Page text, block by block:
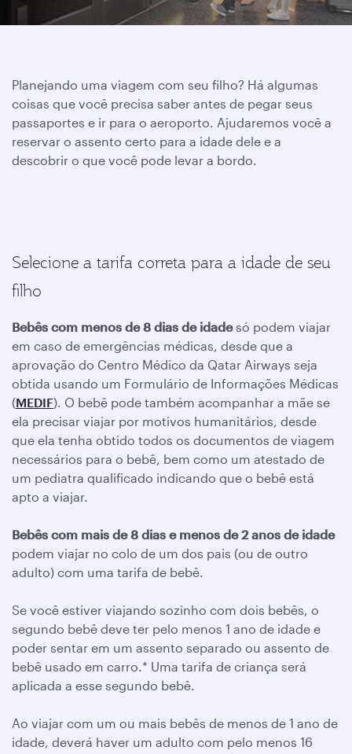
Planejando uma viagem com seu filho? Há algumas
coisas que você precisa saber antes de pegar seus
passaportes e ir para o aeroporto. Ajudaremos você a
reservar o assento certo para a idade dele e a
descobrir o que você pode levar a bordo.
Selecione a tarifa correta para a idade de seu
filho
Bebês com menos de 8 dias de idadesó podem viajar
em caso de emergências médicas, desde que a
aprovação do Centro Médico da Qatar Airways seja
obtida usando um Formulário de Informações Médicas
(MEDIF). O bebê pode também acompanhar a mãe se
ela precisar viajar por motivos humanitários, desde
que ela tenha obtido todos os documentos de viagem
necessários para o bebê, bem como um atestado de
um pediatra qualificado indicando que o bebê está
apto a viajar.
Bebês com mais de 8 dias e menos de 2 anos de idade
podem viajar no colo de um dos pais (ou de outro
adulto) com uma tarifa de bebê.
Se você estiver viajando sozinho com dois bebês, o
segundo bebê deve ter pelo menos 1 ano de idade e
poder sentar em um assento separado ou assento de
bebê usado em carro.* Uma tarifa de criança será
aplicada a esse segundo bebê.
Ao viajar com um ou mais bebês de menos de 1 ano de
idade, deverá haver um adulto com pelo menos 16